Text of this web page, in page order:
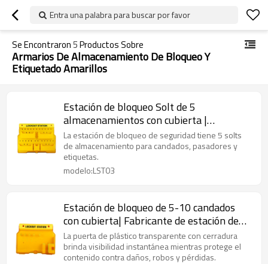
Entra una palabra para buscar por favor
Se Encontraron5Productos Sobre
Armarios De Almacenamiento De Bloqueo Y
Etiquetado Amarillos
Estación de bloqueo Solt de 5
almacenamientos con cubierta |
Proveedor de estación de bloqueo
montada en la pared de China |
Fabricación OEM ODM de Lita
La estación de bloqueo de seguridad tiene 5 solts
de almacenamiento para candados, pasadores y
etiquetas.
modelo:LST03
Estación de bloqueo de 5-10 candados
con cubierta| Fabricante de estación de
bloqueo de grupo de China | Fabricación
OEM ODM de Lita
La puerta de plástico transparente con cerradura
brinda visibilidad instantánea mientras protege el
contenido contra daños, robos y pérdidas.